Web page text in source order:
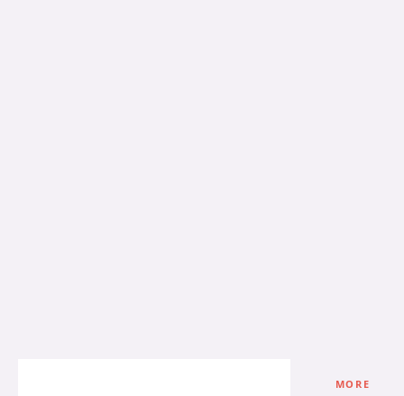
MORE